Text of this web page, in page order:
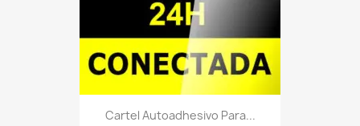
Cartel Autoadhesivo Para...